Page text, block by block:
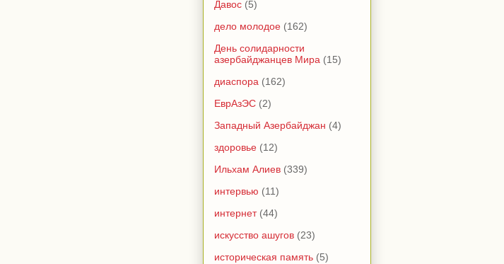
Давос (5)
дело молодое (162)
День солидарности
азербайджанцев Мира (15)
диаспора (162)
ЕврАзЭС (2)
Западный Азербайджан (4)
здоровье (12)
Ильхам Алиев (339)
интервью (11)
интернет (44)
искусство ашугов (23)
историческая память (5)